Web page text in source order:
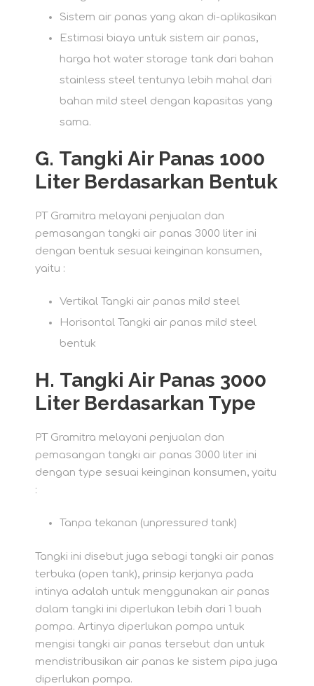
Sistem air panas yang akan di-aplikasikan
Estimasi biaya untuk sistem air panas,
harga hot water storage tank dari bahan
stainless steel tentunya lebih mahal dari
bahan mild steel dengan kapasitas yang
sama.
G. Tangki Air Panas 1000
Liter Berdasarkan Bentuk
PT Gramitra melayani penjualan dan
pemasangan tangki air panas 3000 liter ini
dengan bentuk sesuai keinginan konsumen,
yaitu :
Vertikal Tangki air panas mild steel
Horisontal Tangki air panas mild steel
bentuk
H. Tangki Air Panas 3000
Liter Berdasarkan Type
PT Gramitra melayani penjualan dan
pemasangan tangki air panas 3000 liter ini
dengan type sesuai keinginan konsumen, yaitu
:
Tanpa tekanan (unpressured tank)
Tangki ini disebut juga sebagi tangki air panas
terbuka (open tank), prinsip kerjanya pada
intinya adalah untuk menggunakan air panas
dalam tangki ini diperlukan lebih dari 1 buah
pompa. Artinya diperlukan pompa untuk
mengisi tangki air panas tersebut dan untuk
mendistribusikan air panas ke sistem pipa juga
diperlukan pompa.